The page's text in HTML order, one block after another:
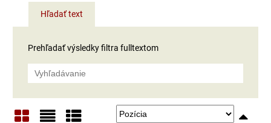
Hľadať text
Prehľadať výsledky filtra fulltextom